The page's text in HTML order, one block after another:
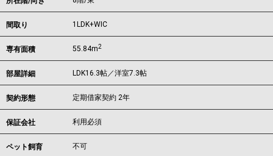
間取り 1LDK+WIC
専有面積 55.84m2
部屋詳細 LDK16.3帖／洋室7.3帖
契約形態 定期借家契約 2年
保証会社 利用必須
ペット飼育 不可